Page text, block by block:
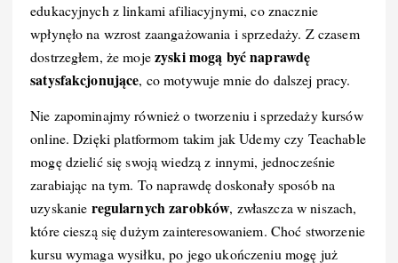
edukacyjnych z linkami afiliacyjnymi, co znacznie
wpłynęło na wzrost zaangażowania i sprzedaży. Z czasem
dostrzegłem, że mojezyski mogą być naprawdę
satysfakcjonujące, co motywuje mnie do dalszej pracy.
Nie zapominajmy również o tworzeniu i sprzedaży kursów
online. Dzięki platformom takim jak Udemy czy Teachable
mogę dzielić się swoją wiedzą z innymi, jednocześnie
zarabiając na tym. To naprawdę doskonały sposób na
uzyskanie regularnych zarobków, zwłaszcza w niszach,
które cieszą się dużym zainteresowaniem. Choć stworzenie
kursu wymaga wysiłku, po jego ukończeniu mogę już